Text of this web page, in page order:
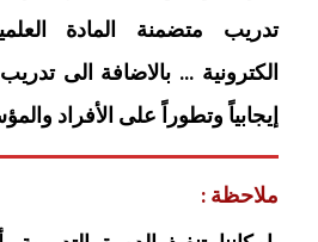
تدريب متضمنة المادة
الكترونية … بالاضافة الى
إيجابياً وتطوراً على الأفراد
ملاحظة :